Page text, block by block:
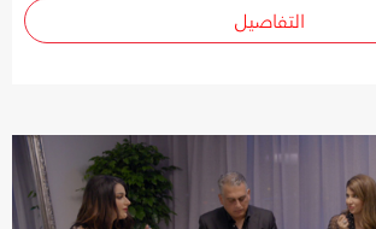
التفاصيل